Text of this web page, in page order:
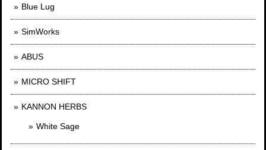
Blue Lug
SimWorks
ABUS
MICRO SHIFT
KANNON HERBS
White Sage